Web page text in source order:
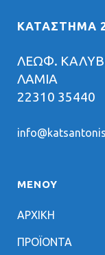
ΚΑΤΑΣΤΗΜΑ
ΛΕΩΦ.
ΛΑΜΙΑ
22310 35440
ΜΕΝΟΥ
ΑΡΧΙΚΗ
ΠΡΟΪΟΝΤΑ